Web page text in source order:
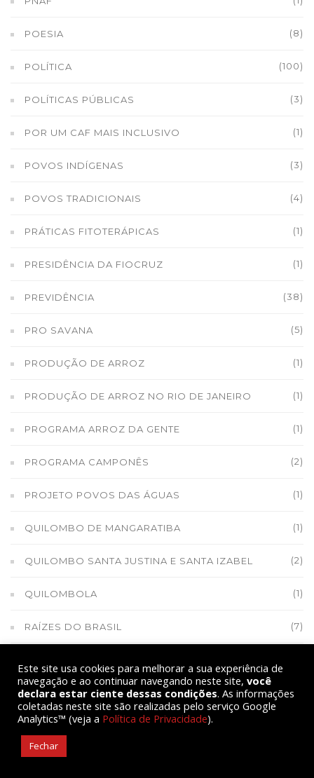
POESIA (8)
POLÍTICA (100)
POLÍTICAS PÚBLICAS (3)
POR UM CAF MAIS INCLUSIVO (1)
POVOS INDÍGENAS (3)
POVOS TRADICIONAIS (4)
PRÁTICAS FITOTERÁPICAS (1)
PRESIDÊNCIA DA FIOCRUZ (1)
PREVIDÊNCIA (38)
PRO SAVANA (5)
PRODUÇÃO DE ARROZ (1)
PRODUÇÃO DE ARROZ NO RIO DE JANEIRO (1)
PROGRAMA ARROZ DA GENTE (1)
PROGRAMA CAMPONÊS (2)
PROJETO POVOS DAS ÁGUAS (1)
QUILOMBO DE MANGARATIBA (1)
QUILOMBO SANTA JUSTINA E SANTA IZABEL (2)
QUILOMBOLA (1)
RAÍZES DO BRASIL (7)
REFORMA AGRÁRIA (13)
REFORMA AGRÁRIA E SOBERANIA ALIMENTAR
REFORMA POLÍTICA
Este site usa cookies para melhorar a sua experiência de
navegação e ao continuar navegando neste site, você
declara estar ciente dessas condições. As informações
coletadas neste site são realizadas pelo serviço Google
Analytics™ (veja a Política de Privacidade).
Fechar